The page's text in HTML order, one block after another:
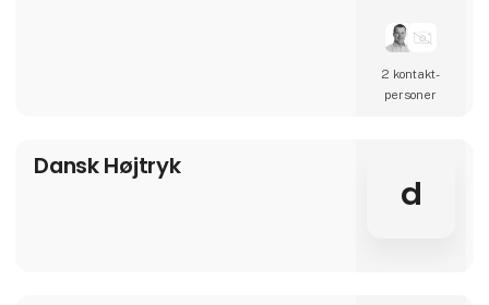
2 kontakt­
personer
Dansk Højtryk
d